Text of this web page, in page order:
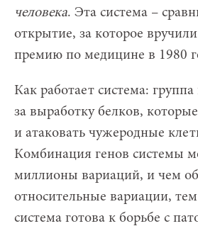
человека. Эта система –
открытие, за которое
премию по медицине в 1980
Как работает система: группа
за выработку белков,
и атаковать чужеродные
Комбинация генов системы
миллионы вариаций, и чем
относительные вариации,
система готова к борьбе с